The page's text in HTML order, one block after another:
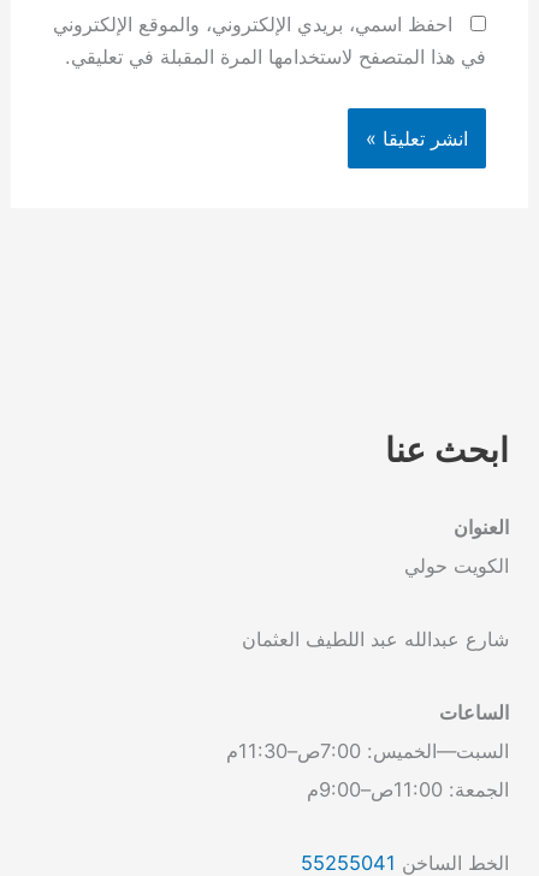
احفظ اسمي، بريدي الإلكتروني، والموقع الإلكتروني
في هذا المتصفح لاستخدامها المرة المقبلة في تعليقي.
ابحث عنا
العنوان
الكويت حولي
شارع عبدالله عبد اللطيف العثمان
الساعات
السبت—الخميس: 7:00ص–11:30م
الجمعة: 11:00ص–9:00م
الخط الساخن 55255041